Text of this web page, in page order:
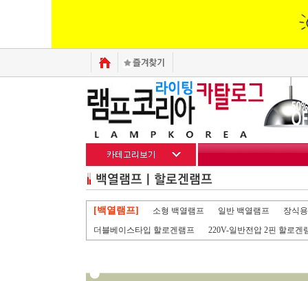
[백열램프] 소형 백열램프 일반 백열램프
장식
더블베이스타입 할로겐램프
220V-일반전압 2핀 할로겐